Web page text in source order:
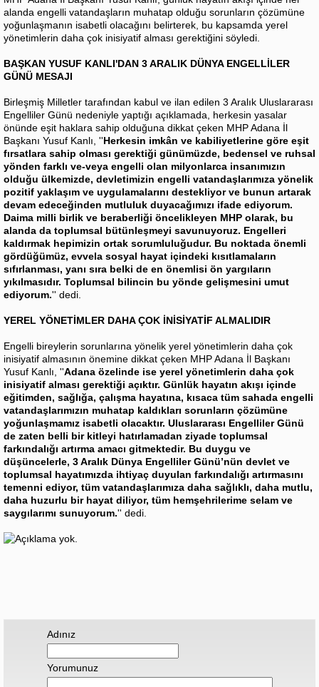
alanda engelli vatandaşların muhatap olduğu sorunların çözümüne
yoğunlaşmanın isabetli olacağını belirterek, bu kapsamda yerel
yönetimlerin daha çok inisiyatif alması gerektiğini söyledi.
BAŞKAN YUSUF KANLI'DAN 3 ARALIK DÜNYA ENGELLİLER
GÜNÜ MESAJI
Birleşmiş Milletler tarafından kabul ve ilan edilen 3 Aralık Uluslararası
Engelliler Günü nedeniyle yaptığı açıklamada, herkesin yasalar
önünde eşit haklara sahip olduğuna dikkat çeken MHP Adana İl
Başkanı Yusuf Kanlı, ''Herkesin imkân ve kabiliyetlerine göre eşit
fırsatlara sahip olması gerektiği günümüzde, bedensel ve ruhsal
yönden farklı ve-veya engelli olan milyonlarca insanımızın
olduğu ülkemizde, devletimizin engelli vatandaşlarımıza yönelik
pozitif yaklaşım ve uygulamalarını destekliyor ve bunun artarak
devam edeceğinden mutluluk duyacağımızı ifade ediyorum.
Daima milli birlik ve beraberliği öncelikleyen MHP olarak, bu
alanda da toplumsal bütünleşmeyi savunuyoruz. Engelleri
kaldırmak hepimizin ortak sorumluluğudur. Bu noktada önemli
gördüğümüz, evvela sosyal hayat içindeki kısıtlamaların
sıfırlanması, yanı sıra belki de en önemlisi ön yargıların
yıkılmasıdır. Toplumsal bilincin bu yönde gelişmesini umut
ediyorum.'' dedi.
YEREL YÖNETİMLER DAHA ÇOK İNİSİYATİF ALMALIDIR
Engelli bireylerin sorunlarına yönelik yerel yönetimlerin daha çok
inisiyatif almasının önemine dikkat çeken MHP Adana İl Başkanı
Yusuf Kanlı, ''Adana özelinde ise yerel yönetimlerin daha çok
inisiyatif alması gerektiği açıktır. Günlük hayatın akışı içinde
eğitimden, sağlığa, çalışma hayatına, kısaca tüm sahada engelli
vatandaşlarımızın muhatap kaldıkları sorunların çözümüne
yoğunlaşmamız isabetli olacaktır. Uluslararası Engelliler Günü
de zaten belli bir kitleyi hatırlamadan ziyade toplumsal
farkındalığı artırma amacı gitmektedir. Bu duygu ve
düşüncelerle, 3 Aralık Dünya Engelliler Günü’nün devlet ve
toplumsal hayatımızda ihtiyaç duyulan farkındalığı artırmasını
temenni ediyor, tüm vatandaşlarımıza daha sağlıklı, daha mutlu,
daha huzurlu bir hayat diliyor, tüm hemşehrilerime selam ve
saygılarımı sunuyorum.'' dedi.
Adınız
Yorumunuz